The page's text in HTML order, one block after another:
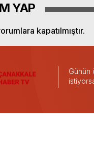
YAP
kapatılmıştır.
Günün